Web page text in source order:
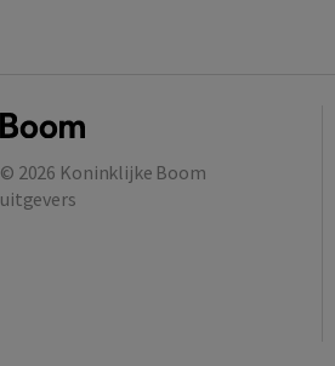
© 2026 Koninklijke Boom
uitgevers